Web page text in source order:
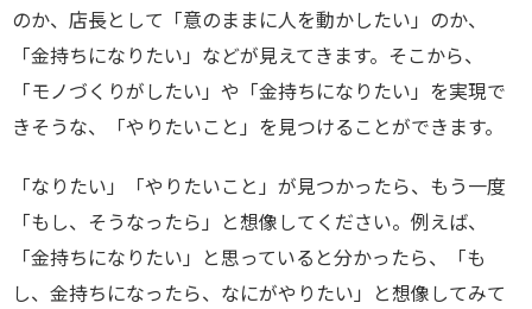
のか、店長として「意のままに人を動かしたい」のか、
「金持ちになりたい」などが見えてきます。そこから、
「モノづくりがしたい」や「金持ちになりたい」を実現で
きそうな、「やりたいこと」を見つけることができます。
「なりたい」「やりたいこと」が見つかったら、もう一度
「もし、そうなったら」と想像してください。例えば、
「金持ちになりたい」と思っていると分かったら、「も
し、金持ちになったら、なにがやりたい」と想像してみて